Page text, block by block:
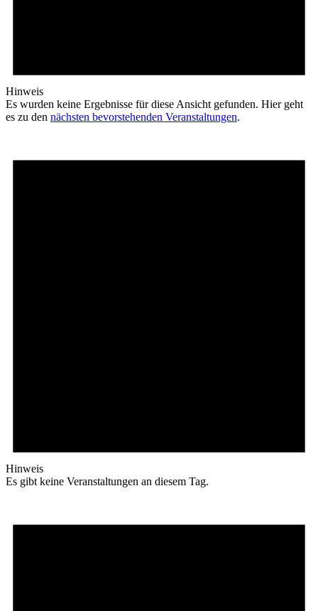
Hinweis
Es wurden keine Ergebnisse für diese Ansicht gefunden. Hier geht
es zu den nächsten bevorstehenden Veranstaltungen.
Hinweis
Es gibt keine Veranstaltungen an diesem Tag.